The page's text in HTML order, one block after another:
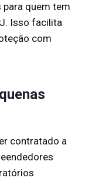
para quem tem
Isso facilita
com
contratado a